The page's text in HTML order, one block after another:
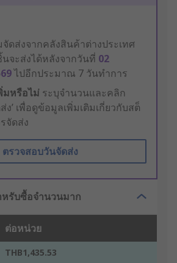
ดส่งจากคลังสินค้าต่างประเทศ
จะส่งได้หลังจากวันที่ 02
ไปอีกประมาณ 7 วันทำการ
มหรือไม่ ระบุจำนวนและคลิก
ง’ เพื่อดูข้อมูลเพิ่มเติมเกี่ยวกับสต็
จัดส่ง
ตรวจสอบวันจัดส่ง
หรับซื้อจำนวนมาก
ต่อหน่วย
THB1,435.53